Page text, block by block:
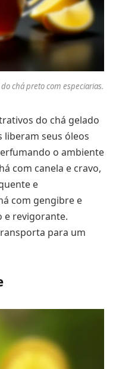
chá preto com especiarias.
do chá gelado
liberam seus óleos
o ambiente
com canela e cravo,
e
com gengibre e
e revigorante.
para um